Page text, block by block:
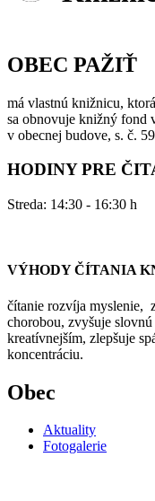
OBEC PAŽIŤ
má vlastnú knižnicu,
sa obnovuje knižný fond
v obecnej budove, s. č.
HODINY PRE
Streda: 14:30 - 16:30 h
VÝHODY ČÍTANIA
čítanie rozvíja myslenie,
chorobou, zvyšuje
kreatívnejším, zlepšuje
koncentráciu.
Obec
Aktuality
Fotogalerie